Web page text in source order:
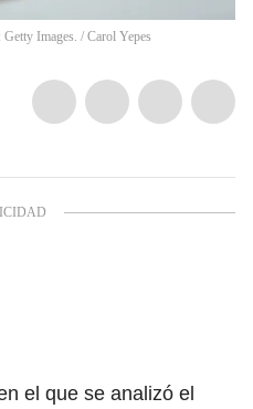
Getty Images. / Carol Yepes
el que se analizó el